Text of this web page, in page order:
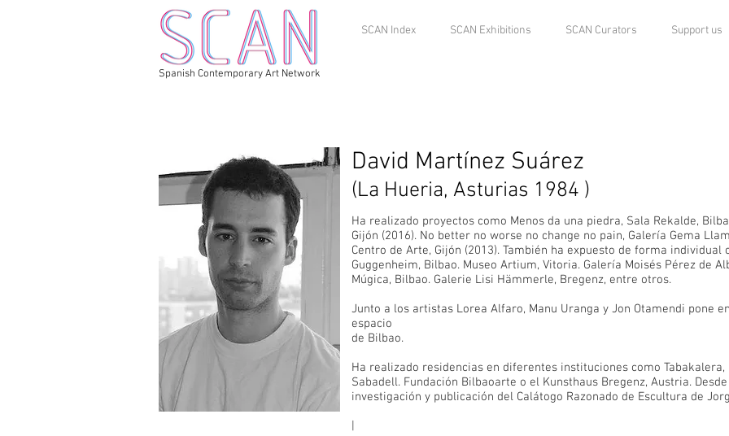
SCAN Index SCAN Exhibitions SCAN Curators Support us
Spanish Contemporary Art Network
David Martínez Suárez
(La Hueria, Asturias 1984 )
Ha realizado proyectos como Menos da una piedra, Sala Rekalde,
Gijón (2016). No better no worse no change no pain, Galería Gema
Centro de Arte, Gijón (2013). También ha expuesto de forma individual
Guggenheim, Bilbao. Museo Artium, Vitoria. Galería Moisés Pérez de
Múgica, Bilbao. Galerie Lisi Hämmerle, Bregenz, entre otros.
Junto a los artistas Lorea Alfaro, Manu Uranga y Jon Otamendi pone
espacio
de Bilbao.
Ha realizado residencias en diferentes instituciones como Tabakalera,
Sabadell. Fundación Bilbaoarte o el Kunsthaus Bregenz, Austria.
investigación y publicación del Calátogo Razonado de Escultura de